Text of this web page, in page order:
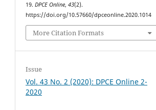
19.DPCE Online,43(2).
https://doi.org/10.57660/dpceonline.2020.1014
More Citation Formats
Issue
Vol. 43 No. 2 (2020): DPCE Online 2-
2020